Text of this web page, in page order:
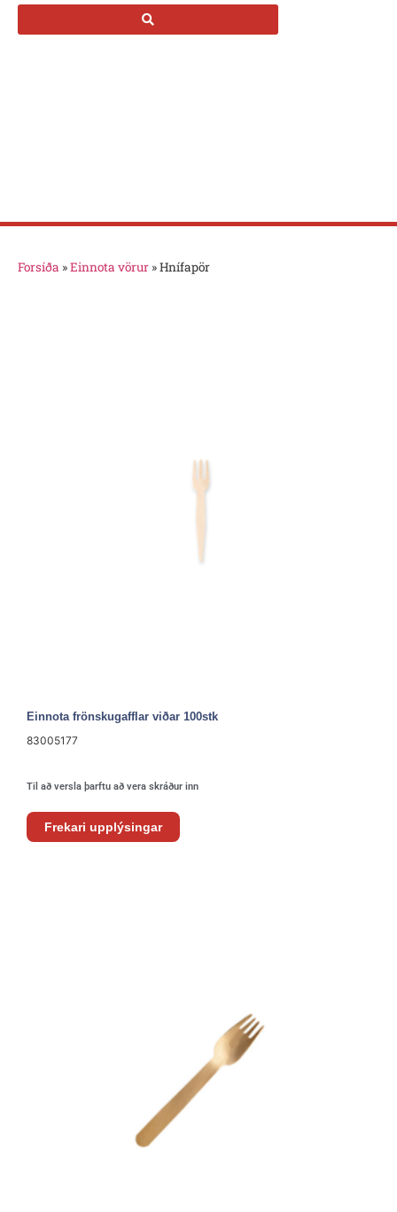
Forsíða »Einnota vörur »Hnífapör
Einnota frönskugafflar viðar 100stk
83005177
Til að versla þarftu að vera skráður inn
Frekari upplýsingar